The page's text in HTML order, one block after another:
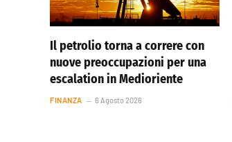
Il petrolio torna a correre con
nuove preoccupazioni per una
escalation in Medioriente
FINANZA 6 Agosto 2026